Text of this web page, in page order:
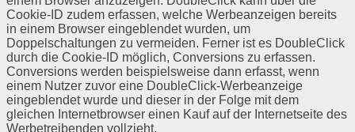
Cookie-ID zudem erfassen, welche Werbeanzeigen bereits
in einem Browser eingeblendet wurden, um
Doppelschaltungen zu vermeiden. Ferner ist es DoubleClick
durch die Cookie-ID möglich, Conversions zu erfassen.
Conversions werden beispielsweise dann erfasst, wenn
einem Nutzer zuvor eine DoubleClick-Werbeanzeige
eingeblendet wurde und dieser in der Folge mit dem
gleichen Internetbrowser einen Kauf auf der Internetseite des
Werbetreibenden vollzieht.